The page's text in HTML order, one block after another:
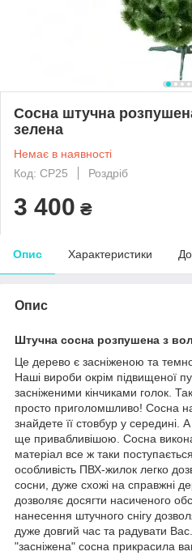
Сосна штучна
зелена
Немає в наявності
Код: СР25
Роздріб
3 400 ₴
Опис Характеристики
Опис
Штучна сосна розпушена з
Це дерево є засніженою та
Наші вироби окрім підвищеної
засніженими кінчиками голок.
просто приголомшливо! Сосна
знайдете її стовбур у середині. А
ще привабливішою. Сосна
матеріал все ж таки
особливість ПВХ-жилок легко
сосни, дуже схожі на справжні
дозволяє досягти насиченого
нанесення штучного снігу
дуже довгий час та радувати
"засніжена" сосна прикрасила